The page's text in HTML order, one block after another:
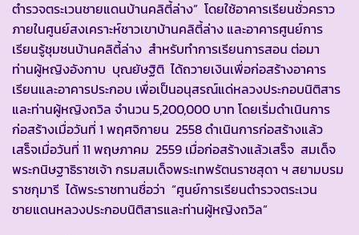
ตำรวจตระเวนชายแดนบ้านคลิตี้ล่าง” โดยใช้อาคารเรียนชั่วคราว
ภายในศูนย์สงเคราะห์ชาวเขาบ้านคลิตี้ล่าง และอาคารศูนย์การ
เรียนรู้ชุมชนบ้านคลิตี้ล่าง สำหรับทำการเรียนการสอน ต่อมา
ท่านผู้หญิงอังกาบ บุณยัษฐิติ ได้ถวายเงินเพื่อก่อสร้างอาคาร
เรียนและอาคารประกอบ เพื่อเป็นอนุสรณ์แด่หลวงประกอบนิติสาร
และท่านผู้หญิงถวิล จำนวน 5,200,000 บาท โดยเริ่มดำเนินการ
ก่อสร้างเมื่อวันที่ 1 พฤศจิกายน 2558 ดำเนินการก่อสร้างแล้ว
เสร็จเมื่อวันที่ 11 พฤษภาคม 2559 เมื่อก่อสร้างแล้วเสร็จ สมเด็จ
พระกนิษฐาธิราชเจ้า กรมสมเด็จพระเทพรัตนราชสุดา ฯ สยามบรม
ราชกุมารี ได้พระราชทานชื่อว่า “ศูนย์การเรียนตำรวจตระเวน
ชายแดนหลวงประกอบนิติสารและท่านผู้หญิงถวิล”